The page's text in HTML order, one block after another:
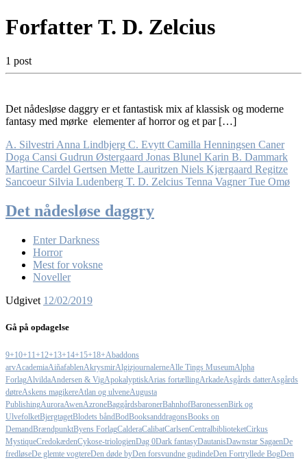
Forfatter T. D. Zelcius
1 post
Det nådesløse daggry er et fantastisk mix af klassisk og moderne
fantasy med mørke elementer af horror og et par […]
A. Silvestri Anna Lindbjerg C. Evytt Camilla Henningsen Caner
Doga Cansi Gudrun Østergaard Jonas Blunel Karin B. Dammark
Martine Cardel Gertsen Mette Lauritzen Niels Kjærgaard Regitze
Sancoeur Silvia Ludenberg T. D. Zelcius Tenna Vagner Tue Omø
Det nådesløse daggry
Enter Darkness
Horror
Mest for voksne
Noveller
Udgivet 12/02/2019
Gå på opdagelse
9+10+11+12+13+14+15+18+Abaddons
arvAcademiaAiñafablenAkrysmirAlgizjournalerneAlle Tings MuseumAlpha
ForlagAlvildaAndersen & VigApokalyptiskArias fortællingArkadeAsgårds datterAsgårds
døtreAskens magikereAtlan og ulveneAugusta
PublishingAuroraAwenAzroneBaggårdsbaronerBahnhofBaronessenBirk og
UlvefolketBjergtagetBlodets båndBodBooksanddragonsBooks on
DemandBrændpunktByens ForlagCalderaCalibatCarlsenCentralbiblioteketCirkus
MystiqueCredokædenCykose-triologienDag 0Dark fantasyDautanisDawnstar SagaenDe
fredløseDe glemte vogtereDen døde byDen forsvundne gudindeDen Fortryllede BogDen